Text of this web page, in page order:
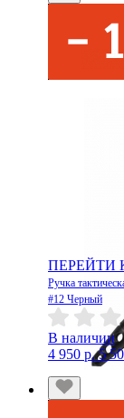
ПЕРЕЙТИ
Ручка
#12 Черный
В наличии
4 950 р. 5